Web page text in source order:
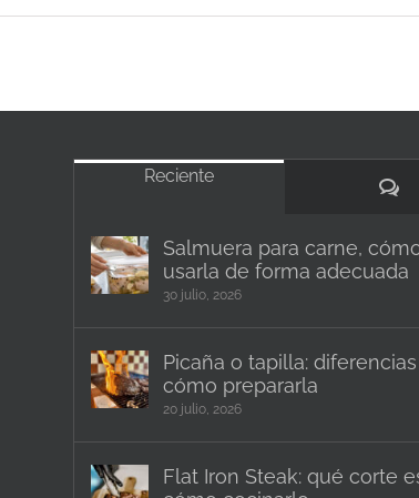
Reciente
Salmuera para carne,
usarla de forma adecuada
30 julio, 2026
Picaña o tapilla:
cómo prepararla
20 julio, 2026
Flat Iron Steak: qué corte